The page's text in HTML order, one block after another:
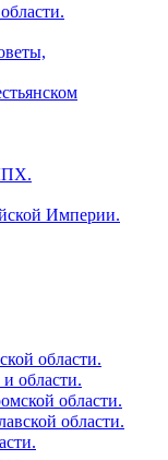
Империи.
области.
области.
области.
области.